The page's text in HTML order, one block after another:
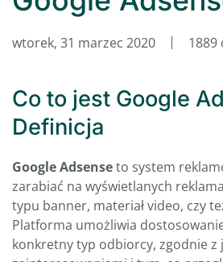
wtorek, 31 marzec 2020 1889
Co to jest Google
Definicja
Google Adsenseto system
zarabiać na wyświetlanych
typu banner, materiał video, czy
Platforma umożliwia
konkretny typ odbiorcy, zgodnie z